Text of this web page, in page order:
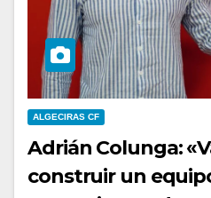
ALGECIRAS CF
Adrián Colunga:
construir un